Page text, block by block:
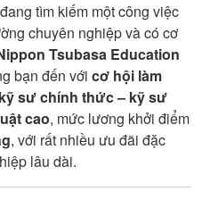
tìm kiếm một công việc
chuyên nghiệp và có cơ
Tsubasa Education
bạn đến với cơ hội làm
sư chính thức – kỹ sư
cao, mức lương khởi điểm
, với rất nhiều ưu đãi đặc
lâu dài.